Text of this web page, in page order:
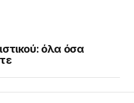
όλα όσα